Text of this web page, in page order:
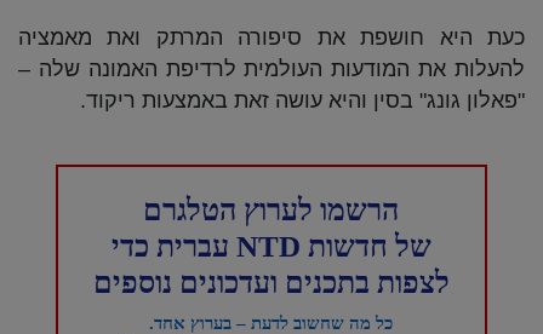
כעת היא חושפת את סיפורה המרתק ואת מאמציה
להעלות את המודעות העולמית לרדיפת האמונה שלה –
"פאלון גונג" בסין והיא עושה זאת באמצעות ריקוד.
הרשמו לערוץ הטלגרם
של חדשות NTD עברית כדי
לצפות בתכנים ועדכונים נוספים
כל מה שחשוב לדעת – בערוץ אחד.